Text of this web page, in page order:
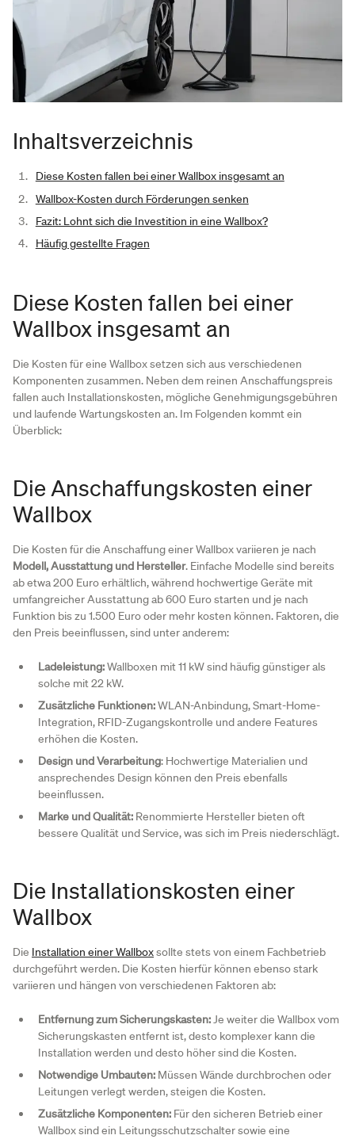
Inhaltsverzeichnis
Diese Kosten fallen bei einer Wallbox insgesamt an
Wallbox-Kosten durch Förderungen senken
Fazit: Lohnt sich die Investition in eine Wallbox?
Häufig gestellte Fragen
Diese Kosten fallen bei einer
Wallbox insgesamt an
Die Kosten für eine Wallbox setzen sich aus verschiedenen
Komponenten zusammen. Neben dem reinen Anschaffungspreis
fallen auch Installationskosten, mögliche Genehmigungsgebühren
und laufende Wartungskosten an. Im Folgenden kommt ein
Überblick:
Die Anschaffungskosten einer
Wallbox
Die Kosten für die Anschaffung einer Wallbox variieren je nach
Modell, Ausstattung und Hersteller. Einfache Modelle sind bereits
ab etwa 200 Euro erhältlich, während hochwertige Geräte mit
umfangreicher Ausstattung ab 600 Euro starten und je nach
Funktion bis zu 1.500 Euro oder mehr kosten können. Faktoren, die
den Preis beeinflussen, sind unter anderem:
Ladeleistung:Wallboxen mit 11 kW sind häufig günstiger als
solche mit 22 kW.
Zusätzliche Funktionen:WLAN-Anbindung, Smart-Home-
Integration, RFID-Zugangskontrolle und andere Features
erhöhen die Kosten.
Design und Verarbeitung: Hochwertige Materialien und
ansprechendes Design können den Preis ebenfalls
beeinflussen.
Marke und Qualität:Renommierte Hersteller bieten oft
bessere Qualität und Service, was sich im Preis niederschlägt.
Die Installationskosten einer
Wallbox
Die Installation einer Wallboxsollte stets von einem Fachbetrieb
durchgeführt werden. Die Kosten hierfür können ebenso stark
variieren und hängen von verschiedenen Faktoren ab:
Entfernung zum Sicherungskasten:Je weiter die Wallbox vom
Sicherungskasten entfernt ist, desto komplexer kann die
Installation werden und desto höher sind die Kosten.
Notwendige Umbauten:Müssen Wände durchbrochen oder
Leitungen verlegt werden, steigen die Kosten.
Zusätzliche Komponenten: Für den sicheren Betrieb einer
Wallbox sind ein Leitungsschutzschalter sowie eine